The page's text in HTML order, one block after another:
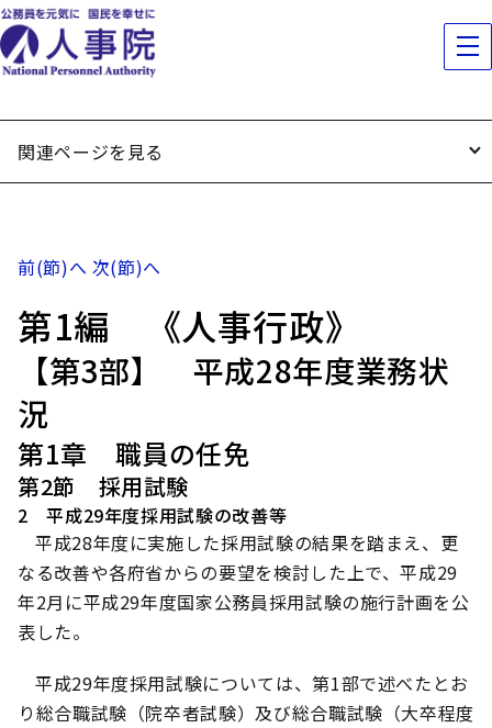
関連ページを見る
前(節)へ 次(節)へ
第1編 《人事行政》
【第3部】 平成28年度業務状
況
第1章 職員の任免
第2節 採用試験
2 平成29年度採用試験の改善等
平成28年度に実施した採用試験の結果を踏まえ、更
なる改善や各府省からの要望を検討した上で、平成29
年2月に平成29年度国家公務員採用試験の施行計画を公
表した。
平成29年度採用試験については、第1部で述べたとお
り総合職試験（院卒者試験）及び総合職試験（大卒程度